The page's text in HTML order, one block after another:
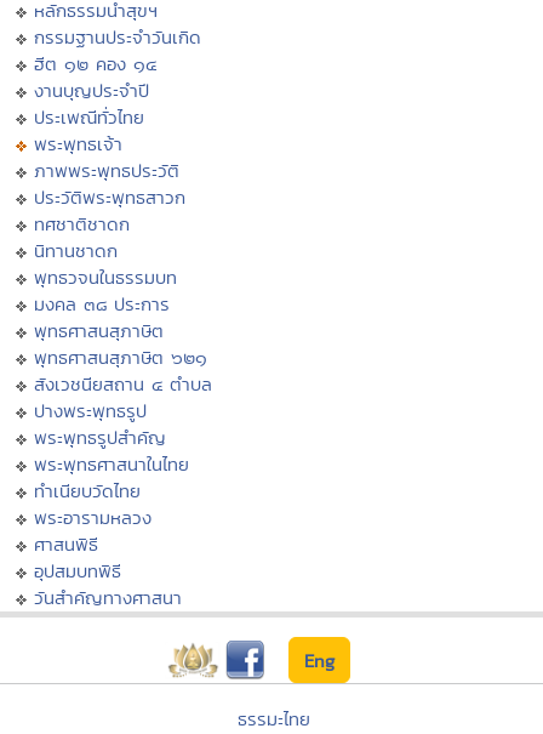
หลักธรรมนำสุขฯ
กรรมฐานประจำวันเกิด
ฮีต ๑๒ คอง ๑๔
งานบุญประจำปี
ประเพณีทั่วไทย
พระพุทธเจ้า
ภาพพระพุทธประวัติ
ประวัติพระพุทธสาวก
ทศชาติชาดก
นิทานชาดก
พุทธวจนในธรรมบท
มงคล ๓๘ ประการ
พุทธศาสนสุภาษิต
พุทธศาสนสุภาษิต ๖๒๑
สังเวชนียสถาน ๔ ตำบล
ปางพระพุทธรูป
พระพุทธรูปสำคัญ
พระพุทธศาสนาในไทย
ทำเนียบวัดไทย
พระอารามหลวง
ศาสนพิธี
อุปสมบทพิธี
วันสำคัญทางศาสนา
Eng
ธรรมะไทย